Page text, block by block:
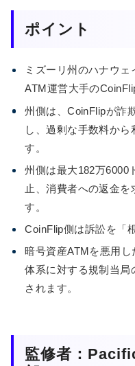
ポイント
ミズーリ州のハナウ
ATM運営大手の
州側は、CoinFlipが詐
し、過剰な手数料か
す。
州側は最大182万6000
止、消費者への返金
す。
CoinFlip側は訴訟を「
暗号資産ATMを悪用
体系に対する規制当局
されます。
監修者：